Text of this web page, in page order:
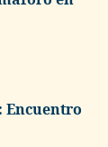
Encuentro